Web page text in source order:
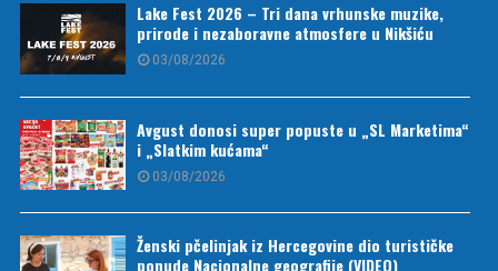
Lake Fest 2026 – Tri dana vrhunske muzike,
prirode i nezaboravne atmosfere u Nikšiću
03/08/2026
Avgust donosi super popuste u „SL Marketima“
i „Slatkim kućama“
03/08/2026
Ženski pčelinjak iz Hercegovine dio turističke
ponude Nacionalne geografije (VIDEO)